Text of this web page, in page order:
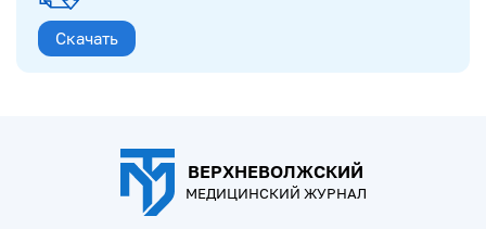
Скачать
ВЕРХНЕВОЛЖСКИЙ
МЕДИЦИНСКИЙ ЖУРНАЛ